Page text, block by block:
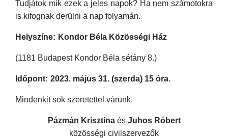
Tudjátok mik ezek a jeles napok? Ha nem számotokra
is kifognak derülni a nap folyamán.
Helyszíne: Kondor Béla Közösségi Ház
(1181 Budapest Kondor Béla sétány 8.)
Időpont: 2023. május 31. (szerda) 15 óra.
Mindenkit sok szeretettel várunk.
Pázmán Krisztina és Juhos Róbert
közösségi civilszervezők